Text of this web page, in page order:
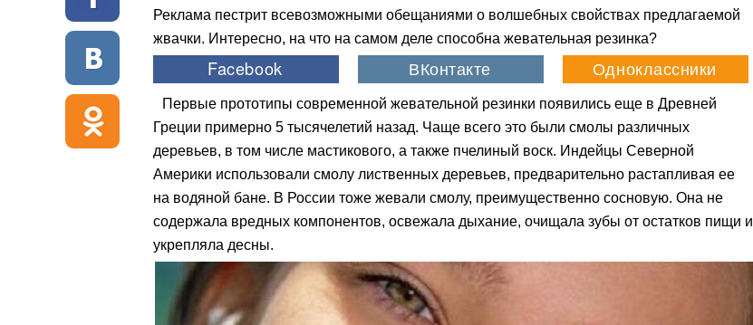
Реклама пестрит всевозможными обещаниями о волшебных свойствах предлагаемой
жвачки. Интересно, на что на самом деле способна жевательная резинка?
Первые прототипы современной жевательной резинки появились еще в Древней
Греции примерно 5 тысячелетий назад. Чаще всего это были смолы различных
деревьев, в том числе мастикового, а также пчелиный воск. Индейцы Северной
Америки использовали смолу лиственных деревьев, предварительно растапливая ее
на водяной бане. В России тоже жевали смолу, преимущественно сосновую. Она не
содержала вредных компонентов, освежала дыхание, очищала зубы от остатков пищи и
укрепляла десны.